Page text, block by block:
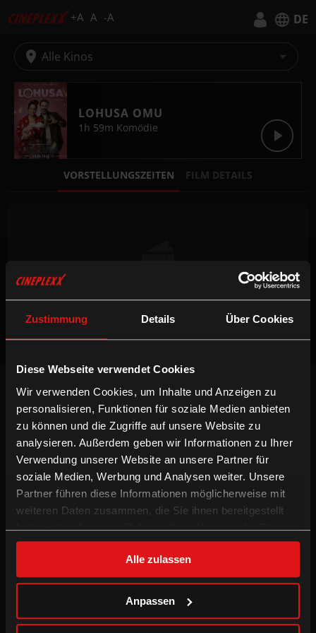
Zustimmung Details Über Cookies
Diese Webseite verwendet Cookies
Wir verwenden Cookies, um Inhalte und Anzeigen zu
personalisieren, Funktionen für soziale Medien anbieten
zu können und die Zugriffe auf unsere Website zu
analysieren. Außerdem geben wir Informationen zu Ihrer
Verwendung unserer Website an unsere Partner für
soziale Medien, Werbung und Analysen weiter. Unsere
Partner führen diese Informationen möglicherweise mit
weiteren Daten zusammen, die Sie ihnen bereitgestellt
haben oder die sie im Rahmen Ihrer Nutzung der Dienste
gesammelt haben.
Alle zulassen
Anpassen
+A A -A DE
Alle Kinos
LOHUSA OMU
Komödie
1h 59m
VORSTELLUNGSZEITEN FILM DETAILS
Keine Vorstellungen verfügbar
NEWSLETTER
Willst du keinen Film verpassen, registriere
dich beim Newsletter um am Laufenden zu
bleiben!
ANMELDEN
Gutschein-Info
Family Film Club Info
FOLGE UNS
Instagram
YouTube
TikTok
WhatsApp